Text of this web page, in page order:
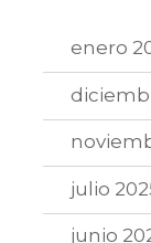
enero
julio
junio